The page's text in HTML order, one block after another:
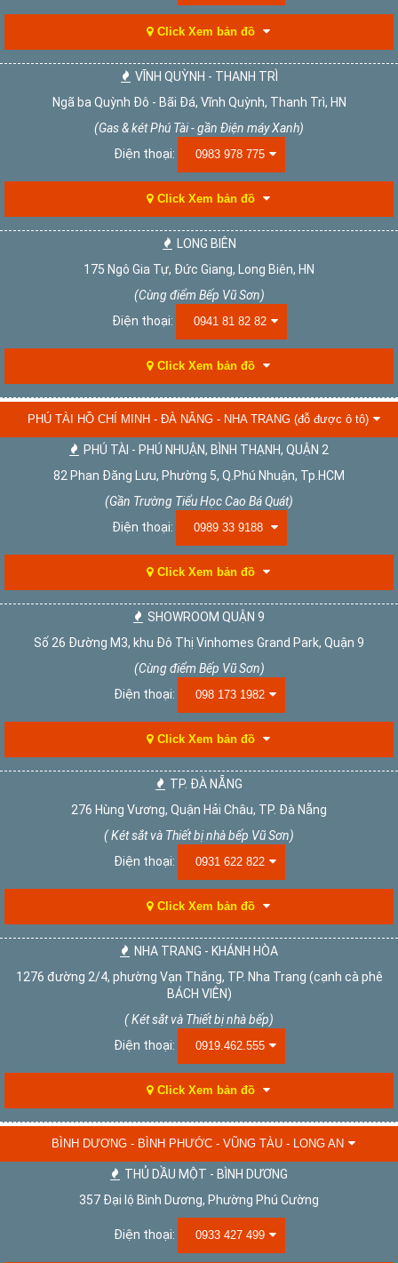
Click Xem bản đồ
VĨNH QUỲNH - THANH TRÌ
Ngã ba Quỳnh Đô - Bãi Đá, Vĩnh Quỳnh, Thanh Trì, HN
(Gas & két Phú Tài - gần Điện máy Xanh)
Điện thoại:
0983 978 775
Click Xem bản đồ
LONG BIÊN
175 Ngô Gia Tự, Đức Giang, Long Biên, HN
(Cùng điểm Bếp Vũ Sơn)
Điện thoại:
0941 81 82 82
Click Xem bản đồ
PHÚ TÀI HỒ CHÍ MINH - ĐÀ NẴNG - NHA TRANG (đỗ được ô tô)
PHÚ TÀI - PHÚ NHUẬN, BÌNH THẠNH, QUẬN 2
82 Phan Đăng Lưu, Phường 5, Q.Phú Nhuận, Tp.HCM
(Gần Trường Tiểu Học Cao Bá Quát)
Điện thoại:
0989 33 9188
Click Xem bản đồ
SHOWROOM QUẬN 9
Số 26 Đường M3, khu Đô Thị Vinhomes Grand Park, Quận 9
(Cùng điểm Bếp Vũ Sơn)
Điện thoại:
098 173 1982
Click Xem bản đồ
TP. ĐÀ NẴNG
276 Hùng Vương, Quận Hải Châu, TP. Đà Nẵng
( Két sắt và Thiết bị nhà bếp Vũ Sơn)
Điện thoại:
0931 622 822
Click Xem bản đồ
NHA TRANG - KHÁNH HÒA
1276 đường 2/4, phường Vạn Thắng, TP. Nha Trang (cạnh cà phê
BÁCH VIÊN)
( Két sắt và Thiết bị nhà bếp)
Điện thoại:
0919.462.555
Click Xem bản đồ
BÌNH DƯƠNG - BÌNH PHƯỚC - VŨNG TÀU - LONG AN
THỦ DẦU MỘT - BÌNH DƯƠNG
357 Đại lộ Bình Dương, Phường Phú Cường
Điện thoại: 0933 427 499